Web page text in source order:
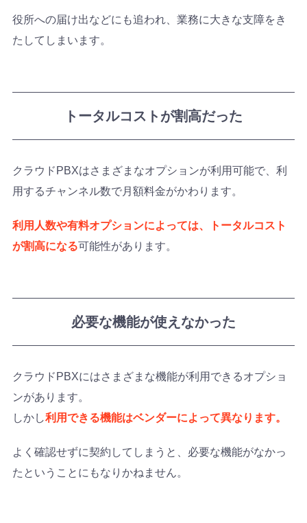
役所への届け出などにも追われ、業務に大きな支障をき
たしてしまいます。
トータルコストが割高だった
クラウドPBXはさまざまなオプションが利用可能で、利
用するチャンネル数で月額料金がかわります。
利用人数や有料オプションによっては、トータルコスト
が割高になる可能性があります。
必要な機能が使えなかった
クラウドPBXにはさまざまな機能が利用できるオプショ
ンがあります。
しかし利用できる機能はベンダーによって異なります。
よく確認せずに契約してしまうと、必要な機能がなかっ
たということにもなりかねません。